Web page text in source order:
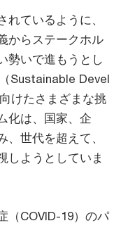
ているように、
からステークホル
勢いで進もうとし
Sustainable Devel
けたさまざまな挑
化は、国家、企
世代を超えて、
しようとしていま
（COVID-19）のパ